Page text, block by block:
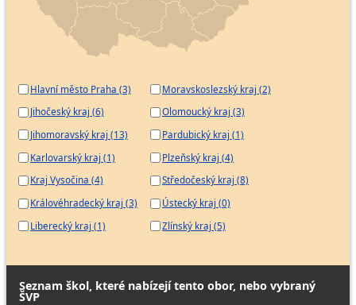
Hlavní město Praha (3)
Jihočeský kraj (6)
Jihomoravský kraj (13)
Karlovarský kraj (1)
Kraj Vysočina (4)
Královéhradecký kraj (3)
Liberecký kraj (1)
Moravskoslezský kraj (2)
Olomoucký kraj (3)
Pardubický kraj (1)
Plzeňský kraj (4)
Středočeský kraj (8)
Ústecký kraj (0)
Zlínský kraj (5)
Seznam škol, které nabízejí tento obor, nebo vybraný
ŠVP